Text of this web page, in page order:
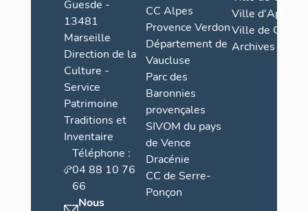
Guesde -
13481
Marseille
Direction de la
Culture -
Service
Patrimoine
Traditions et
Inventaire
Téléphone :
04 88 10 76
66
Nous
CC Alpes
Provence Verdon
Département de
Vaucluse
Parc des
Baronnies
provençales
SIVOM du pays
de Vence
Dracénie
CC de Serre-
Ponçon
Ville d'Apt
Ville de
Archives